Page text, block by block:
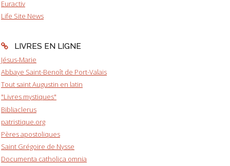
Euractiv
Life Site News
LIVRES EN LIGNE
Jésus-Marie
Abbaye Saint-Benoît de Port-Valais
Tout saint Augustin en latin
"Livres mystiques"
Bibliaclerus
patristique.org
Pères apostoliques
Saint Grégoire de Nysse
Documenta catholica omnia